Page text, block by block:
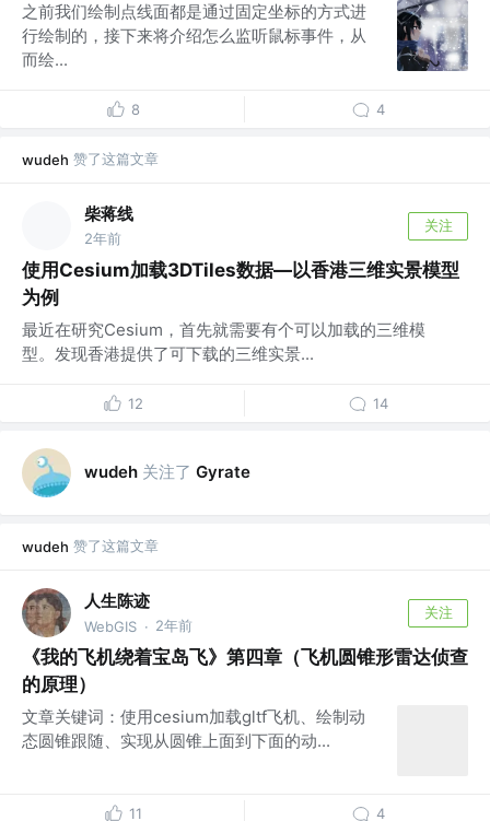
之前我们绘制点线面都是通过固定坐标的方式进
行绘制的，接下来将介绍怎么监听鼠标事件，从
而绘...
8 4
wudeh 赞了这篇文章
柴蒋线
2年前
关注
使用Cesium加载3DTiles数据—以香港三维实景模型
为例
最近在研究Cesium，首先就需要有个可以加载的三维模
型。发现香港提供了可下载的三维实景...
12 14
wudeh 关注了 Gyrate
wudeh 赞了这篇文章
人生陈迹
WebGIS · 2年前
关注
《我的飞机绕着宝岛飞》第四章（飞机圆锥形雷达侦查
的原理）
文章关键词：使用cesium加载gltf飞机、绘制动
态圆锥跟随、实现从圆锥上面到下面的动...
11 4